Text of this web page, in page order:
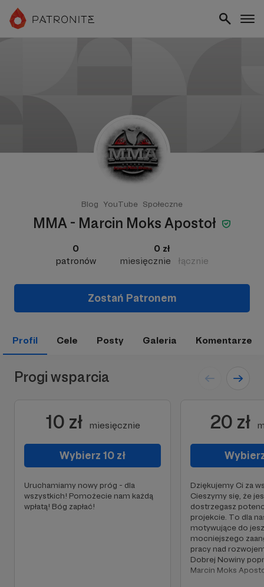
Blog YouTube Społeczne
MMA - Marcin Moks Apostoł
0
patronów
0 zł
miesięcznie
łącznie
Zostań Patronem
Profil Cele Posty Galeria Komentarze
Progi wsparcia
10 zł miesięcznie
Wybierz 10 zł
Uruchamiamy nowy próg - dla
wszystkich! Pomożecie nam każdą
wpłatą! Bóg zapłać!
20 zł
Dziękujemy Ci za
Cieszymy się, że
dostrzegasz
projekcie. To dla
motywujące do
mocniejszego
pracy nad
Dobrej Nowiny
Marcin Moks